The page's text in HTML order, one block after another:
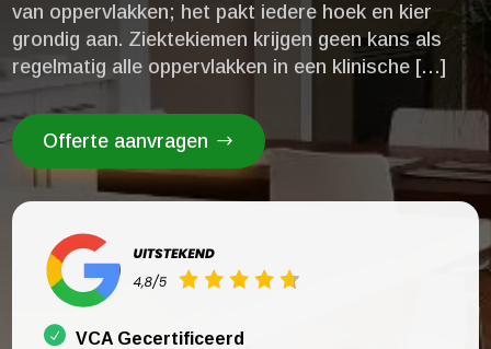
van oppervlakken; het pakt iedere hoek en kier
grondig aan.​ Ziektekiemen krijgen geen kans als
regelmatig alle oppervlakken in een klinische […]
Offerte aanvragen
VCA Gecertificeerd